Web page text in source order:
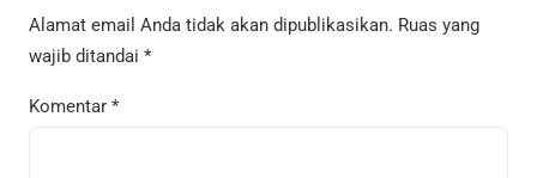
Alamat email Anda tidak akan dipublikasikan. Ruas yang
wajib ditandai *
Komentar *